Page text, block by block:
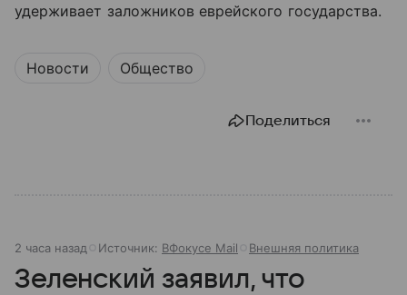
удерживает заложников еврейского государства.
Новости Общество
Поделиться
2 часа назад Источник: ВФокусе Mail Внешняя политика
Зеленский заявил, что